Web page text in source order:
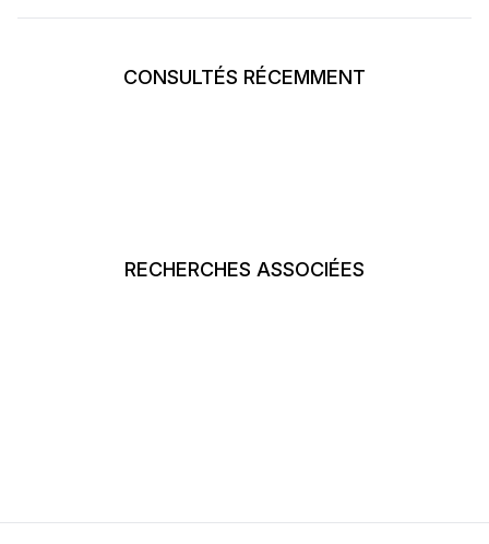
CONSULTÉS RÉCEMMENT
RECHERCHES ASSOCIÉES